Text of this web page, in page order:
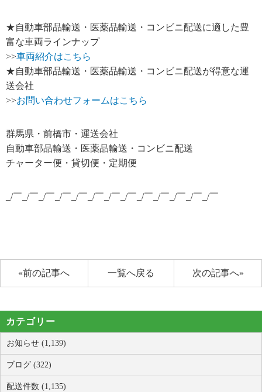
★自動車部品輸送・医薬品輸送・コンビニ配送に適した豊
富な車両ラインナップ
>>車両紹介はこちら
★自動車部品輸送・医薬品輸送・コンビニ配送が得意な運
送会社
>>お問い合わせフォームはこちら
群馬県・前橋市・運送会社
自動車部品輸送・医薬品輸送・コンビニ配送
チャーター便・貸切便・定期便
_/￣_/￣_/￣_/￣_/￣_/￣_/￣_/￣_/￣_/￣_/￣_/￣_/￣
«前の記事へ 次の記事へ»
一覧へ戻る
カテゴリー
お知らせ (1,139)
ブログ (322)
配送件数 (1,135)